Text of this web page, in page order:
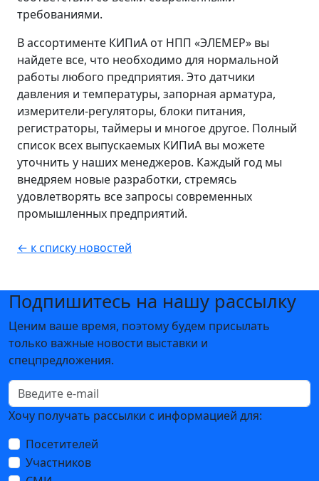
требованиями.
В ассортименте КИПиА от НПП «ЭЛЕМЕР» вы
найдете все, что необходимо для нормальной
работы любого предприятия. Это датчики
давления и температуры, запорная арматура,
измерители-регуляторы, блоки питания,
регистраторы, таймеры и многое другое. Полный
список всех выпускаемых КИПиА вы можете
уточнить у наших менеджеров. Каждый год мы
внедряем новые разработки, стремясь
удовлетворять все запросы современных
промышленных предприятий.
← к списку новостей
Подпишитесь на нашу рассылку
Ценим ваше время, поэтому будем присылать
только важные новости выставки и
спецпредложения.
Хочу получать рассылки с информацией для:
Посетителей
Участников